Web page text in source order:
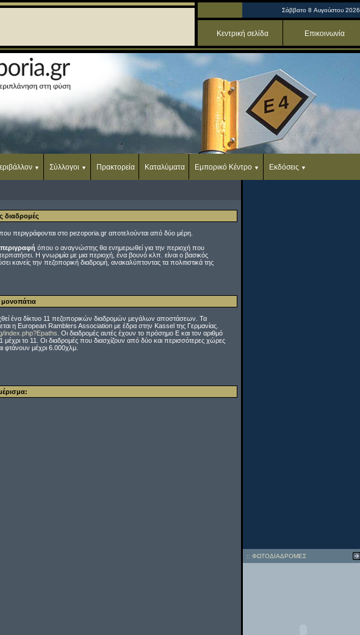
Σάββατο 8 Αυγούστου 2026
Κεντρική σελίδα Επικοινωνία
Σύλλογοι Πρακτορεία Καταλύματα Εμπορικό Κέντρο Εκδόσεις
διαδρομές
περιγράφονται στο pezoporia.gr αποτελούνται από δύο μέρη.
όπου ο αναγνώστης θα ενημερωθεί για την περιοχή που
Η γνωριμία με μια περιοχή, ένα βουνό κλπ. είναι ο βασικός
κανείς την πεζοπορική διαδρομή, ανακαλύπτοντας τα πολιτιστικά της
ένα δίκτυο 11 πεζοπορικών διαδρομών μεγάλων αποστάσεων. Τα
η European Ramblers Association με έδρα στην Κassel της Γερμανίας.
index.php?Epaths . Οι διαδρομές αυτές έχουν το πρόσημο Ε και τον αριθμό
μέχρι το 11. Οι διαδρομές που διασχίζουν από δύο και περισσότερες χώρες
φτάνουν μέχρι 6.000χλμ.
:: ΦΩΤΟΔΙΑΔΡΟΜΕΣ